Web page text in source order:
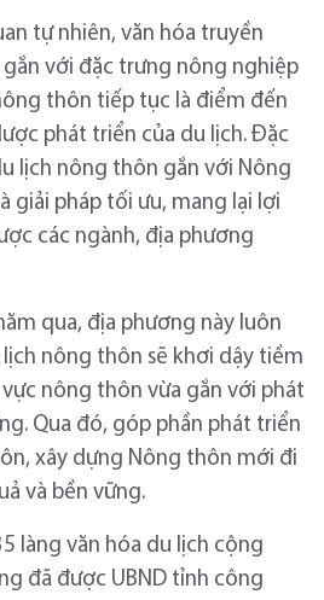
tự nhiên, văn hóa truyền
với đặc trưng nông nghiệp
thôn tiếp tục là điểm đến
phát triển của du lịch. Đặc
lịch nông thôn gắn với Nông
giải pháp tối ưu, mang lại lợi
các ngành, địa phương
qua, địa phương này luôn
nông thôn sẽ khơi dậy tiềm
nông thôn vừa gắn với phát
Qua đó, góp phần phát triển
xây dựng Nông thôn mới đi
và bền vững.
làng văn hóa du lịch cộng
đã được UBND tỉnh công